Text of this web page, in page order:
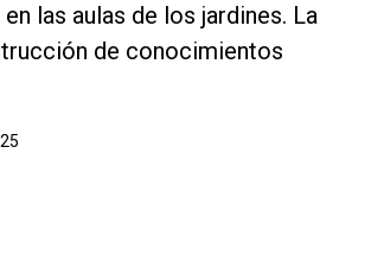
las aulas de los jardines. La
de conocimientos